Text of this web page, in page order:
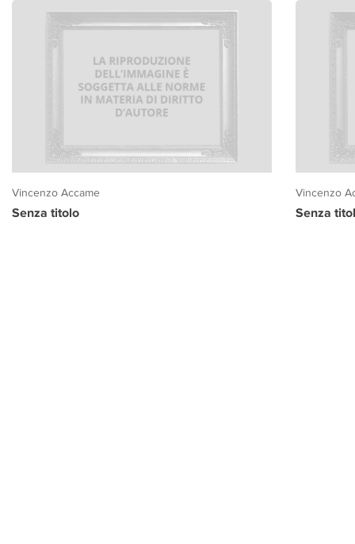
Vincenzo Accame
Senza titolo
Vincenzo
Senza